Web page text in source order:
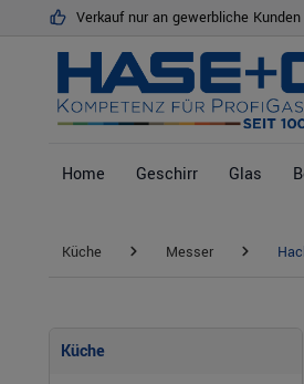
Zur Hauptnavigation springen
Verkauf nur an gewerbliche Kunden
Home Geschirr Glas
Küche Messer
Küche